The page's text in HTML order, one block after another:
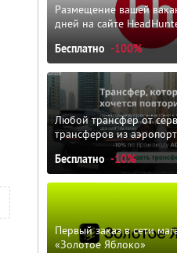
Размещение вашей
дней на сайте
Бесплатно -100%
Любой трансфер от
трансферов из
Бесплатно -10%
Первый заказ в сети
«Золотое Яблоко»